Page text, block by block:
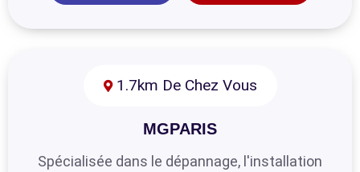
1.7km De Chez Vous
MGPARIS
Spécialisée dans le dépannage, l'installation